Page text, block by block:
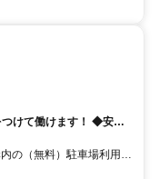
つけて働けます！ ◆安心
す ◆マイカー通勤OK、
可能性あり！
の（無料）駐車場利用